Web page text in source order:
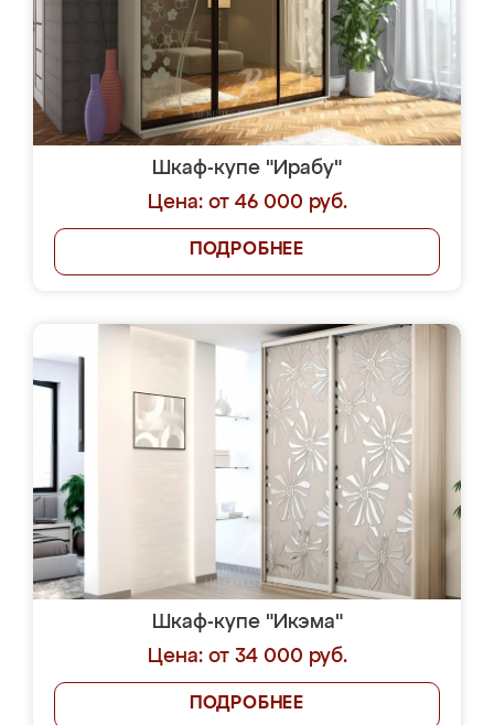
Шкаф-купе "Ирабу"
Цена: от 46 000 руб.
ПОДРОБНЕЕ
Шкаф-купе "Икэма"
Цена: от 34 000 руб.
ПОДРОБНЕЕ